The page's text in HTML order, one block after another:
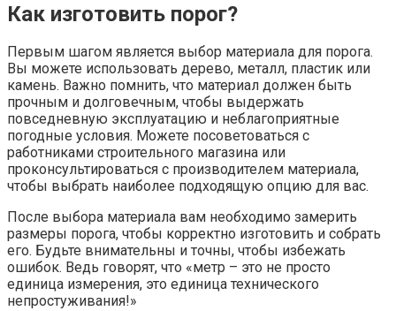
Как изготовить порог?
Первым шагом является выбор материала для порога.
Вы можете использовать дерево, металл, пластик или
камень. Важно помнить, что материал должен быть
прочным и долговечным, чтобы выдержать
повседневную эксплуатацию и неблагоприятные
погодные условия. Можете посоветоваться с
работниками строительного магазина или
проконсультироваться с производителем материала,
чтобы выбрать наиболее подходящую опцию для вас.
После выбора материала вам необходимо замерить
размеры порога, чтобы корректно изготовить и собрать
его. Будьте внимательны и точны, чтобы избежать
ошибок. Ведь говорят, что «метр – это не просто
единица измерения, это единица технического
непростуживания!»